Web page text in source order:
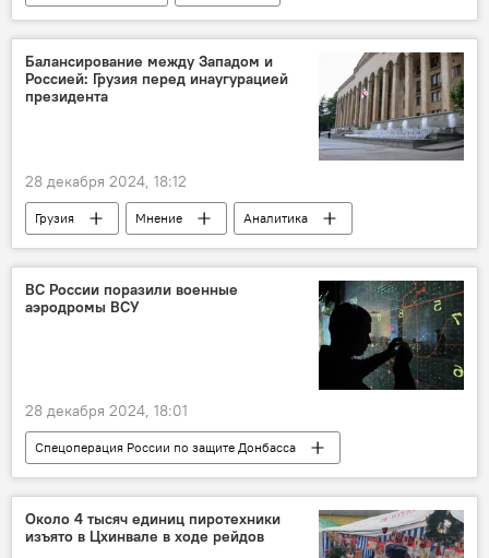
Осетинские традиции
традиции
Общество
Балансирование между Западом и
Россией: Грузия перед инаугурацией
президента
28 декабря 2024, 18:12
Грузия Мнение
Аналитика
Политика
Россия
США
НАТО
Евросоюз
ВС России поразили военные
аэродромы ВСУ
28 декабря 2024, 18:01
Спецоперация России по защите Донбасса
СВО
Минобороны России
Вооруженные силы РФ
Около 4 тысяч единиц пиротехники
изъято в Цхинвале в ходе рейдов